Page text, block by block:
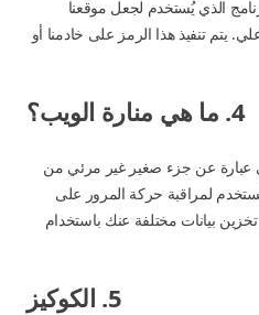
الذي يُستخدم لجعل موقعنا
يتم تنفيذ هذا الرمز على خادمنا أو
4. ما هي منارة الويب؟
عبارة عن جزء صغير غير مرئي من
لمراقبة حركة المرور على
تخزين بيانات مختلفة عنك باستخدام
5. الكوكيز